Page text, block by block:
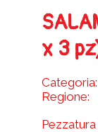
x 3
Categoria:
Regione: